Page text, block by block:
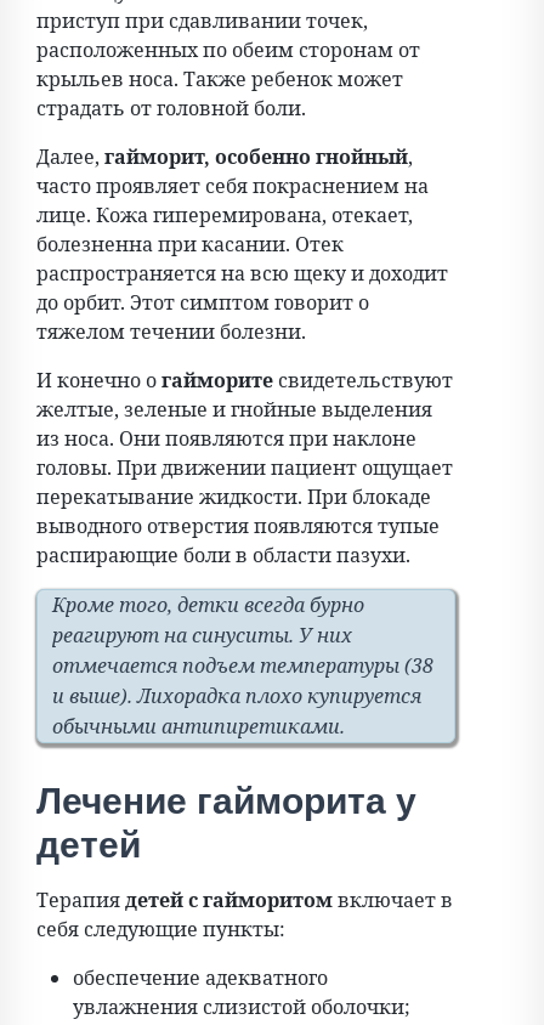
приступ при сдавливании точек,
расположенных по обеим сторонам от
крыльев носа. Также ребенок может
страдать от головной боли.
Далее, гайморит, особенно гнойный,
часто проявляет себя покраснением на
лице. Кожа гиперемирована, отекает,
болезненна при касании. Отек
распространяется на всю щеку и доходит
до орбит. Этот симптом говорит о
тяжелом течении болезни.
И конечно огайморите свидетельствуют
желтые, зеленые и гнойные выделения
из носа. Они появляются при наклоне
головы. При движении пациент ощущает
перекатывание жидкости. При блокаде
выводного отверстия появляются тупые
распирающие боли в области пазухи.
Кроме того, детки всегда бурно
реагируют на синуситы. У них
отмечается подъем температуры (38
и выше). Лихорадка плохо купируется
обычными антипиретиками.
Лечение гайморита у
детей
Терапиядетей с гайморитомвключает в
себя следующие пункты:
обеспечение адекватного
увлажнения слизистой оболочки;